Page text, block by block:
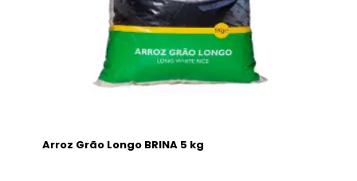
Arroz Grão Longo BRINA 5 kg